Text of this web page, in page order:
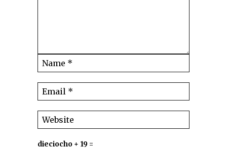
dieciocho + 19 =